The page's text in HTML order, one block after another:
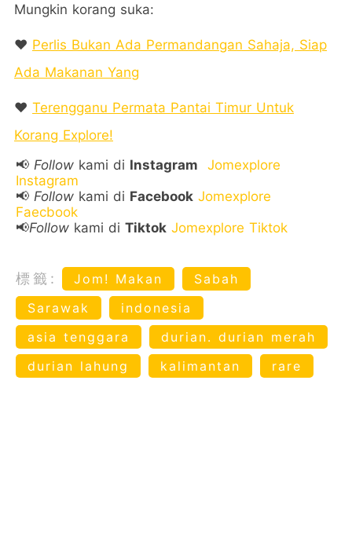
Mungkin korang suka:
❤️ Perlis Bukan Ada Permandangan Sahaja, Siap
Ada Makanan Yang
❤️ Terengganu Permata Pantai Timur Untuk
Korang Explore!
📢 Follow kami di Instagram
Jomexplore
Instagram
📢 Follow kami di Facebook Jomexplore
Faecbook
📢Follow kami di Tiktok Jomexplore Tiktok
標籤: Jom! Makan
Sabah
Sarawak
indonesia
asia tenggara
durian. durian merah
durian lahung
kalimantan rare